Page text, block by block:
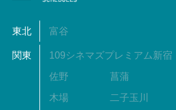
東北 富谷
関東 109シネマズプレミアム新宿
佐野 菖蒲
木場 二子玉川